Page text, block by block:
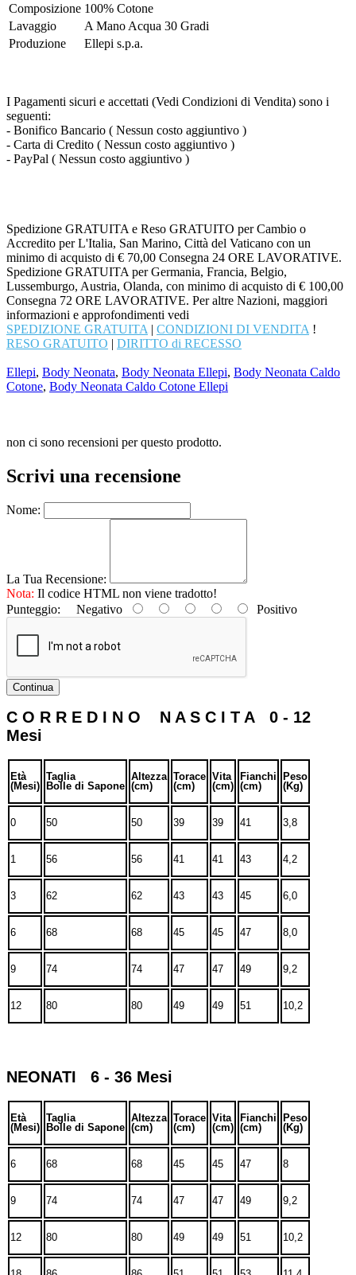
Composizione 100% Cotone
Lavaggio
A Mano Acqua 30 Gradi
Produzione
Ellepi s.p.a.
I Pagamenti sicuri e accettati (Vedi Condizioni di Vendita) sono i
seguenti:
- Bonifico Bancario ( Nessun costo aggiuntivo )
- Carta di Credito ( Nessun costo aggiuntivo )
- PayPal ( Nessun costo aggiuntivo )
Spedizione GRATUITA e Reso GRATUITO per Cambio o
Accredito per L'Italia, San Marino, Città del Vaticano con un
minimo di acquisto di € 70,00 Consegna 24 ORE LAVORATIVE.
Spedizione GRATUITA per Germania, Francia, Belgio,
Lussemburgo, Austria, Olanda, con minimo di acquisto di € 100,00
Consegna 72 ORE LAVORATIVE. Per altre Nazioni, maggiori
informazioni e approfondimenti vedi
SPEDIZIONE GRATUITA | CONDIZIONI DI VENDITA !
RESO GRATUITO | DIRITTO di RECESSO
Ellepi, Body Neonata, Body Neonata Ellepi, Body Neonata Caldo
Cotone, Body Neonata Caldo Cotone Ellepi
non ci sono recensioni per questo prodotto.
Scrivi una recensione
Nome:
La Tua Recensione:
Nota: Il codice HTML non viene tradotto!
Punteggio: Negativo Positivo
Continua
C O R R E D I N O N A S C I T A 0 - 12
Mesi
Età
(Mesi)
Taglia
Bolle di Sapone
Altezza
(cm)
Torace
(cm)
Vita
(cm)
Fianchi
(cm)
Peso
(Kg)
0 50 50 39 39 41 3,8
1 56 56 41 41 43 4,2
3 62 62 43 43 45 6,0
6 68 68 45 45 47 8,0
9 74 74 47 47 49 9,2
12 80 80 49 49 51 10,2
NEONATI 6 - 36 Mesi
Età
(Mesi)
Taglia
Bolle di Sapone
Altezza
(cm)
Torace
(cm)
Vita
(cm)
Fianchi
(cm)
Peso
(Kg)
6 68 68 45 45 47 8
9 74 74 47 47 49 9,2
12 80 80 49 49 51 10,2